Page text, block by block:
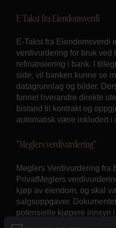
E-Takst fra Eiendomsverdi
E-Takst fra Eiendomsverdi
verdivurdering for bruk ved
refinansiering i bank. I
side, vil banken kunne se
datagrunnlag og bilder.
funnet hverandre direkte
bistand til kontrakt og
automatisk være inkludert i
"Meglers verdivurdering"
Meglers Verdivurdering fra
PrivatMeglers
kjøp av eiendom, og skal
salgsoppgaver.
potensielle kjøpere innsyn
vurdering og datagrunnlag.